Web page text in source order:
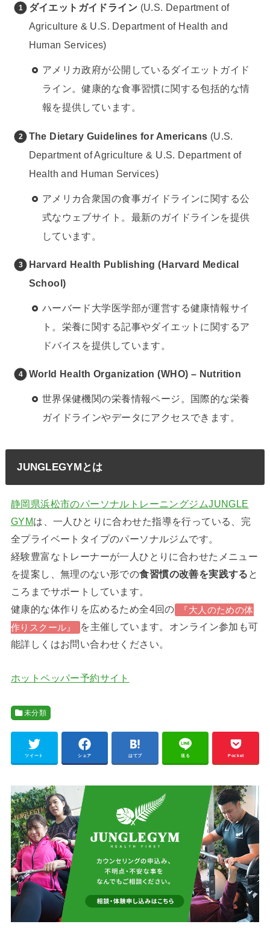
ダイエットガイドライン (U.S. Department of
Agriculture & U.S. Department of Health and
Human Services)
アメリカ政府が公開しているダイエットガイド
ライン。健康的な食事習慣に関する包括的な情
報を提供しています。
The Dietary Guidelines for Americans (U.S.
Department of Agriculture & U.S. Department of
Health and Human Services)
アメリカ合衆国の食事ガイドラインに関する公
式なウェブサイト。最新のガイドラインを提供
しています。
Harvard Health Publishing (Harvard Medical
School)
ハーバード大学医学部が運営する健康情報サイ
ト。栄養に関する記事やダイエットに関するア
ドバイスを提供しています。
World Health Organization (WHO) – Nutrition
世界保健機関の栄養情報ページ。国際的な栄養
ガイドラインやデータにアクセスできます。
JUNGLEGYMとは
静岡県浜松市のパーソナルトレーニングジムJUNGLE
GYMは、一人ひとりに合わせた指導を行っている、完
全プライベートタイプのパーソナルジムです。
経験豊富なトレーナーが一人ひとりに合わせたメニュー
を提案し、無理のない形での食習慣の改善を実践する と
ころまでサポートしています。
健康的な体作りを広めるため全4回の
『大人のための体
作りスクール』
を主催しています。オンライン参加も可
能詳しくはお問い合わせください。
ホットペッパー予約サイト
未分類
ツイート シェア はてブ 送る Pocket